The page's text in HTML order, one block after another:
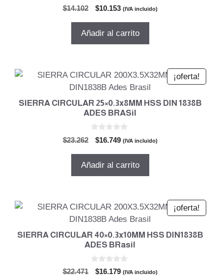
$14.102
El
original
$10.153El
actual
(IVA incluido)
Añadir al carrito
¡oferta!
SIERRA CIRCULAR 25×0.3x8MM HSS DIN 1838B
ADES BRASil
$23.262
El
original
$16.749El
actual
(IVA incluido)
Añadir al carrito
¡oferta!
SIERRA CIRCULAR 40×0.3x10MM HSS DIN1838B
ADES BRasil
$22.471 El
$16.179El(IVA incluido)